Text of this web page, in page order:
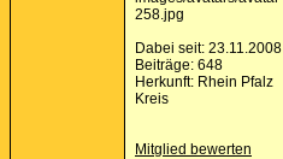
Dabei seit: 23.11.2008
Beiträge: 648
Herkunft: Rhein Pfalz
Kreis
Mitglied bewerten